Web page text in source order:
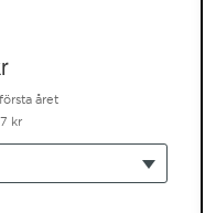
året
kr